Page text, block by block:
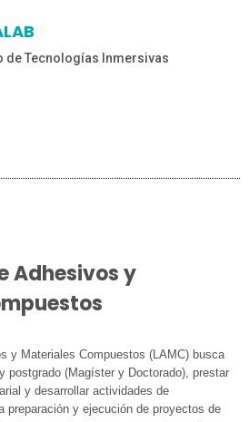
de Tecnologías Inmersivas
Adhesivos y
y Materiales Compuestos (LAMC) busca
postgrado (Magíster y Doctorado), prestar
y desarrollar actividades de
preparación y ejecución de proyectos de